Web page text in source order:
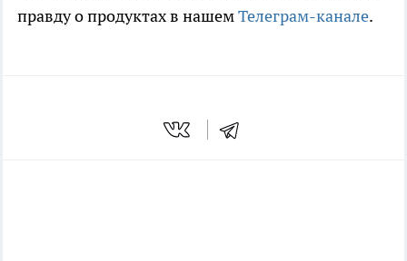
правду о продуктах в нашемТелеграм-канале.